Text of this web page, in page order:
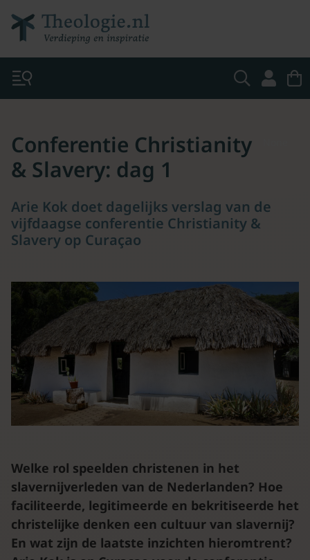
Conferentie Christianity
& Slavery: dag 1
Arie Kok doet dagelijks verslag van de
vijfdaagse conferentie Christianity &
Slavery op Curaçao
Welke rol speelden christenen in het
slavernijverleden van de Nederlanden? Hoe
faciliteerde, legitimeerde en bekritiseerde het
christelijke denken een cultuur van slavernij?
En wat zijn de laatste inzichten hieromtrent?